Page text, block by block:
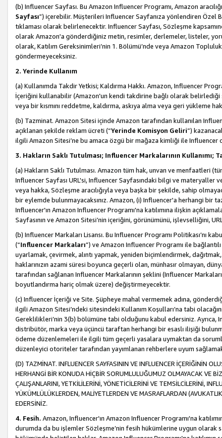
(b) Influencer Sayfası. Bu Amazon Influencer Programı, Amazon
Sayfası”) içerebilir. Müşterileri Influencer Sayfanıza yönlendiren Özel
tıklaması olarak belirlenecektir. Influencer Sayfası, Sözleşme
olarak Amazon'a gönderdiğiniz metin, resimler, derlemeler, listeler,
olarak, Katılım Gereksinimleri’nin 1. Bölümü’nde veya Amazon
göndermeyeceksiniz.
2. Yerinde Kullanım
(a) Kullanımda Takdir Yetkisi; Kaldırma Hakkı. Amazon, Influencer
İçeriğini kullanabilir (Amazon'un kendi takdirine bağlı olarak belirlediği
veya bir kısmını reddetme, kaldırma, askıya alma veya geri yükleme
(b) Tazminat. Amazon Sitesi içinde Amazon tarafından kullanılan
açıklanan şekilde reklam ücreti (“Yerinde Komisyon Geliri”)
ilgili Amazon Sitesi’ne bu amaca özgü bir mağaza kimliği ile Influencer
3. Hakların Saklı Tutulması; Influencer Markalarının Kullanımı;
(a) Hakların Saklı Tutulması. Amazon tüm hak, unvan ve menfaatleri
Influencer Sayfası URL'si, Influencer Sayfasındaki bilgi ve materyaller
veya hakka, Sözleşme aracılığıyla veya başka bir şekilde, sahip
bir eylemde bulunmayacaksınız. Amazon, (i) Influencer'a herhangi bir
Influencer'ın Amazon Influencer Programı'na katılımına ilişkin
Sayfasının ve Amazon Sitesi’nin içeriğini, görünümünü, işlevselliğini,
(b) Influencer Markaları Lisansı. Bu Influencer Programı Politikası’nı
(“Influencer Markaları”) ve Amazon Influencer Programı ile
uyarlamak, çevirmek, alıntı yapmak, yeniden biçimlendirmek,
haklarınızın azami süresi boyunca geçerli olan, münhasır olmayan,
tarafından sağlanan Influencer Markalarının şeklini (Influencer
boyutlandırma hariç olmak üzere) değiştirmeyecektir.
(c) Influencer İçeriği ve Site. Şüpheye mahal vermemek adına,
ilgili Amazon Sitesi’ndeki sitesindeki Kullanım Koşulları’na tabi
Gereklilikleri’nin 3(b) bölümüne tabi olduğunu kabul edersiniz. Ayrıca,
distribütör, marka veya üçüncü taraftan herhangi bir esaslı ilişiği
ödeme düzenlemeleri ile ilgili tüm geçerli yasalara uymaktan da
düzenleyici otoriteler tarafından yayımlanan rehberlere uyum
(D) TAZMİNAT. INFLUENCER SAYFASININ VE INFLUENCER İÇERİĞİNİN
HERHANGİ BİR KONUDA HİÇBİR SORUMLULUĞUMUZ OLMAYACAK VE
ÇALIŞANLARINI, YETKİLİLERİNİ, YÖNETİCİLERİNİ VE TEMSİLCİLERİNİ,
YÜKÜMLÜLÜKLERDEN, MALİYETLERDEN VE MASRAFLARDAN
EDERSİNİZ.
4. Fesih. Amazon, Influencer'ın Amazon Influencer Programı'na
durumda da bu işlemler Sözleşme’nin fesih hükümlerine uygun olarak